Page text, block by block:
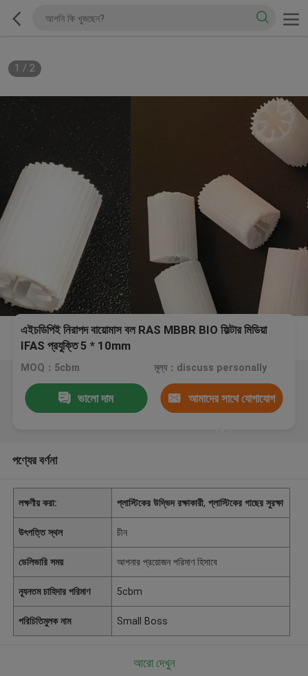
1 / 2
এইচডিপিই নিরাপদ বায়োমাস বল RAS MBBR BIO ফিল্টার মিডিয়া
IFAS প্রযুক্তি 5 * 10mm
MOQ：5cbm মূল্য：discuss personally
ভালো দাম আমাদের সাথে যোগাযোগ
পণ্যের বর্ণনা
লক্ষণীয় করা: প্লাস্টিকের উদ্ভিদ রক্ষাকারী,প্লাস্টিকের গাছের সুরক্ষা
উৎপত্তি স্থল চীন
ডেলিভারি সময় আপনার প্রয়োজন পরিমাণ হিসাবে
ন্যূনতম চাহিদার পরিমাণ 5cbm
পরিচিতিমুলক নাম Small Boss
আরো দেখুন